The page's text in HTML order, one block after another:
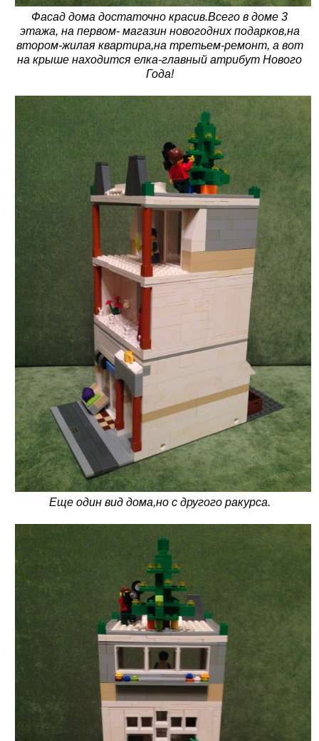
Фасад дома достаточно красив.Всего в доме 3
этажа, на первом- магазин новогодних подарков,на
втором-жилая квартира,на третьем-ремонт, а вот
на крыше находится елка-главный атрибут Нового
Года!
Еще один вид дома,но с другого ракурса.